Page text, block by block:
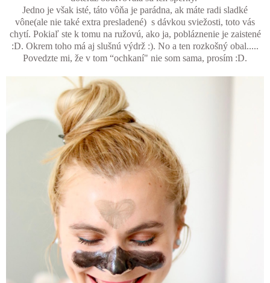
Jedno je však isté, táto vôňa je parádna, ak máte radi sladké
vône(ale nie také extra presladené) s dávkou sviežosti, toto vás
chytí. Pokiaľ ste k tomu na ružovú, ako ja, pobláznenie je zaistené
:D. Okrem toho má aj slušnú výdrž :). No a ten rozkošný obal.....
Povedzte mi, že v tom “ochkaní" nie som sama, prosím :D.